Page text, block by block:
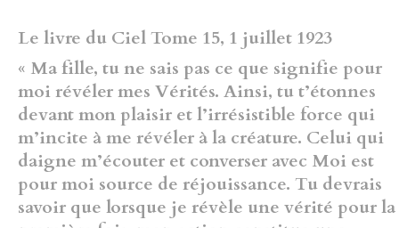
Le livre du Ciel Tome 15, 1 juillet 1923
« Ma fille, tu ne sais pas ce que signifie pour
moi révéler mes Vérités. Ainsi, tu t’étonnes
devantmon plaisir et l’irrésistible force qui
m’incite à me révéler à la créature. Celui qui
daigne m’écouter et converser avec Moi est
pour moi source de réjouissance. Tu devrais
savoir que lorsque je révèle une vérité pour la